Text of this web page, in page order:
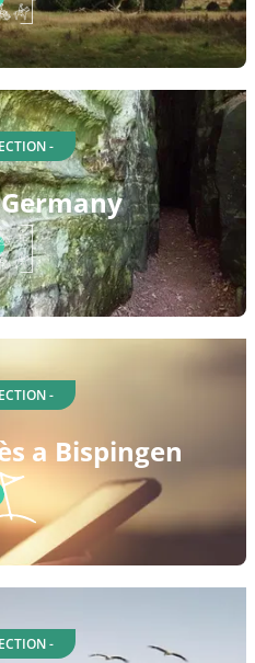
-
-
a Bispingen
-